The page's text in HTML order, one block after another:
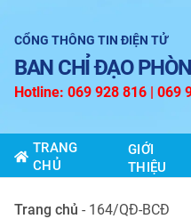
CỔNG THÔNG TIN ĐIỆN TỬ
BAN CHỈ ĐẠO
Hotline: 069 928 816 | 069
TRANG
CHỦ
GIỚI
THIỆU
Trang chủ - 164/QĐ-BCĐ